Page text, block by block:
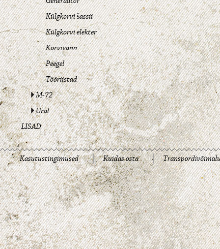
Külgkorvi šassii
Külgkorvi elekter
Korvivann
Peegel
Tööriistad
M-72
Ural
LISAD
Kasutustingimused Kuidas osta